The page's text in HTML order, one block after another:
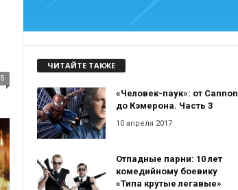
5
ЧИТАЙТЕ ТАКЖЕ
«Человек-паук»: от Cannon
до Кэмерона. Часть 3
10 апреля 2017
Отпадные парни: 10 лет
комедийному боевику
«Типа крутые легавые»